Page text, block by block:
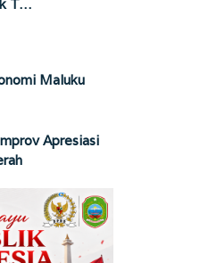
T…
Maluku
Apresiasi